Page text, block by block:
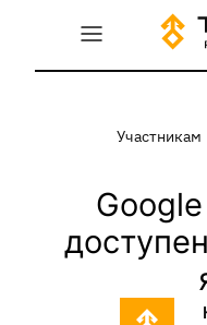
Участникам